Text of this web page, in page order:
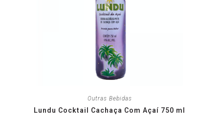
Outras Bebidas
Lundu Cocktail Cachaça Com Açaí 750 ml